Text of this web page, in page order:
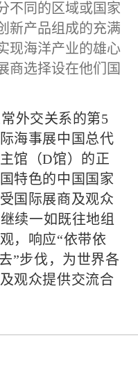
不同的区域或国家
新产品组成的充满
现海洋产业的雄心
商选择设在他们国
外交关系的第5
海事展中国总代
馆（D馆）的正
特色的中国国家
国际展商及观众
续一如既往地组
，响应“依带依
”步伐，为世界各
观众提供交流合